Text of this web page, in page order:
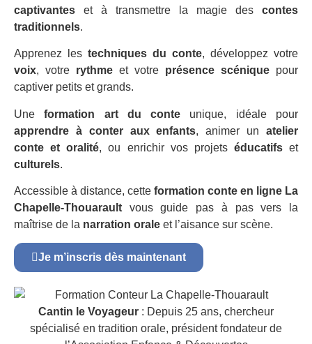
captivantes et à transmettre la magie des contes
traditionnels.
Apprenez les techniques du conte, développez votre
voix, votre rythme et votre présence scénique pour
captiver petits et grands.
Uneformation art du conte unique, idéale pour
apprendre à conter aux enfants, animer unatelier
conte et oralité, ou enrichir vos projets éducatifset
culturels.
Accessible à distance, cette formation conte en ligne La
Chapelle-Thouarault vous guide pas à pas vers la
maîtrise de la narration orale et l’aisance sur scène.
Je m’inscris dès maintenant
Cantin le Voyageur : Depuis 25 ans, chercheur
spécialisé en tradition orale, président fondateur de